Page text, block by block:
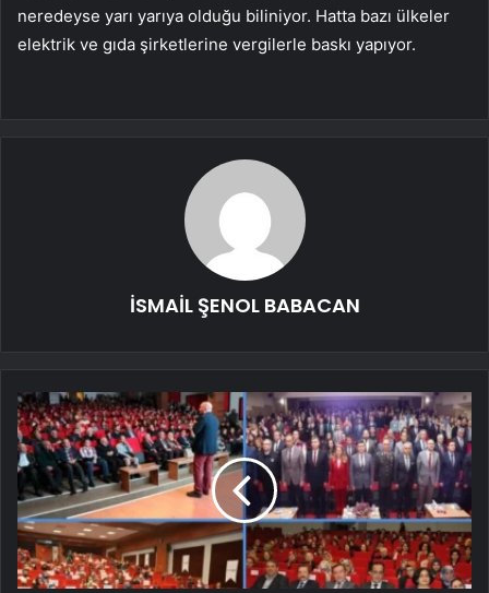
neredeyse yarı yarıya olduğu biliniyor. Hatta bazı ülkeler
elektrik ve gıda şirketlerine vergilerle baskı yapıyor.
İSMAİL ŞENOL BABACAN